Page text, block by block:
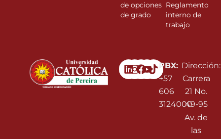
Linkedin
Instagram
Facebook
Youtube
PBX:
+57
606
3124000
Dirección:
Carrera
21 No.
49-95
Av. de
las
de opciones
de grado
Reglamento
interno de
trabajo